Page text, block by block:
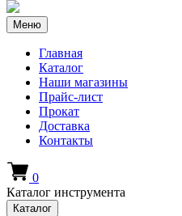
Меню
Главная
Каталог
Наши магазины
Прайс-лист
Прокат
Доставка
Контакты
0
Каталог инструмента
Каталог